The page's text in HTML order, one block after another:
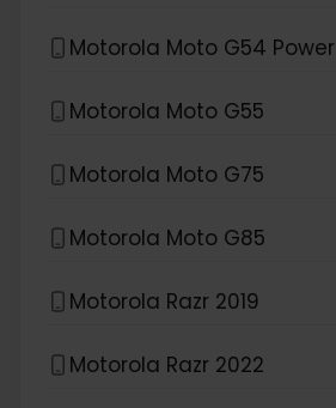
Motorola Moto G54 Power
Motorola Moto G55
Motorola Moto G75
Motorola Moto G85
Motorola Razr 2019
Motorola Razr 2022